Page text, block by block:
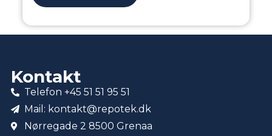
Kontakt
Telefon +45 51 51 95 51
Mail: kontakt@repotek.dk
Nørregade 2 8500 Grenaa